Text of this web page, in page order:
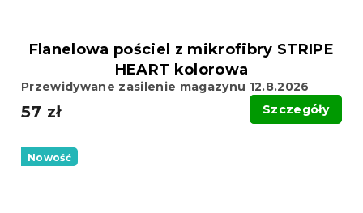
Flanelowa pościel z mikrofibry STRIPE
HEART kolorowa
Przewidywane zasilenie magazynu 12.8.2026
57 zł Szczegóły
Nowość